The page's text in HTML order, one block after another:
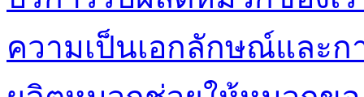
ความเป็นเอกลักษณ์และก